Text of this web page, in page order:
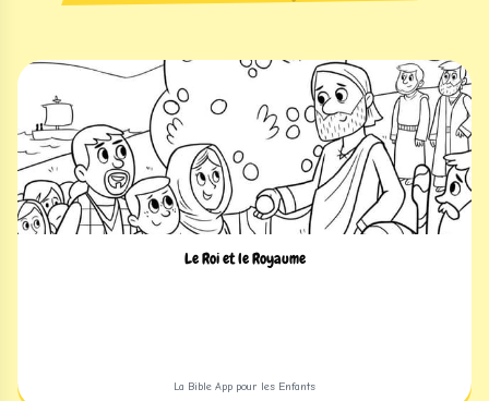
Le Roi et le Royaume
La Bible App pour les Enfants